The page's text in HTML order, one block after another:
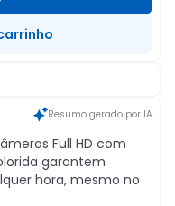
Resumo gerado por IA
Full HD com
garantem
hora, mesmo no